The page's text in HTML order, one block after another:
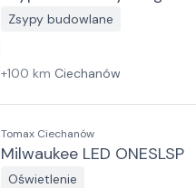
Zsypy budowlane
+100 km Ciechanów
Tomax Ciechanów
Milwaukee LED ONESLSP
Oświetlenie